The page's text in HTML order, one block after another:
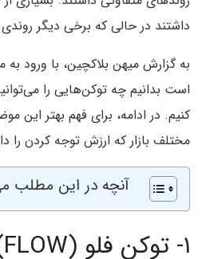
داشتند در حالی که برخی دیگر
به گزارش میهن بلاکچین، با ورود
است بدانیم چه توکن‌‌هایی را
کنیم. در ادامه، برای فهم بهتر این
مختلف بازار که ارزش توجه کردن را
آنچه در این مطلب
۱- توکن فلو (FLOW)